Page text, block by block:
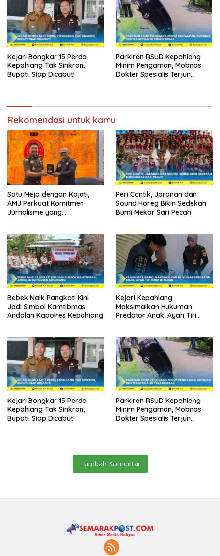
Kejari Bongkar 15 Perda
Kepahiang Tak Sinkron,
Bupati: Siap Dicabut!
Parkiran RSUD Kepahiang
Minim Pengaman, Mobnas
Dokter Spesialis Terjun
Rekomendasi untuk kamu
Satu Meja dengan Kajati,
AMJ Perkuat Komitmen
Jurnalisme yang
Peri Cantik, Jaranan dan
Sound Horeg Bikin Sedekah
Bumi Mekar Sari Pecah
Bebek Naik Pangkat! Kini
Jadi Simbol Kamtibmas
Andalan Kapolres Kepahiang
Kejari Kepahiang
Maksimalkan Hukuman
Predator Anak, Ayah Tiri
Kejari Bongkar 15 Perda
Kepahiang Tak Sinkron,
Bupati: Siap Dicabut!
Parkiran RSUD Kepahiang
Minim Pengaman, Mobnas
Dokter Spesialis Terjun
Tambah Komentar